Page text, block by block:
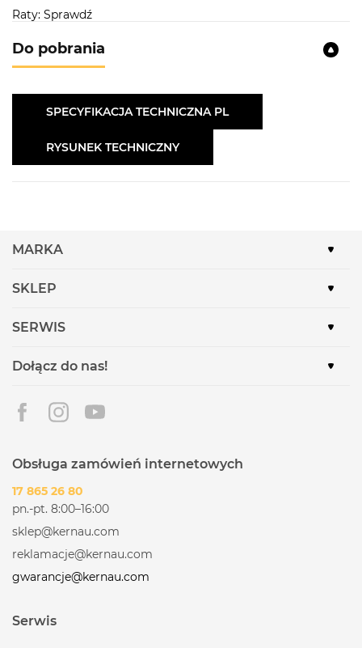
Raty: Sprawdź
Do pobrania
SPECYFIKACJA TECHNICZNA PL
RYSUNEK TECHNICZNY
MARKA
SKLEP
SERWIS
Dołącz do nas!
Obsługa zamówień internetowych
17 865 26 80
pn.-pt. 8:00–16:00
sklep@kernau.com
reklamacje@kernau.com
gwarancje@kernau.com
Serwis